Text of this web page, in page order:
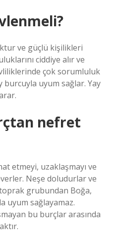
ve güçlü kişilikleri
ciddiye alır ve
çok sorumluluk
burcuyla uyum sağlar. Yay
nefret
etmeyi, uzaklaşmayı ve
Neşe doludurlar ve
grubundan Boğa,
uyum sağlayamaz.
bu burçlar arasında